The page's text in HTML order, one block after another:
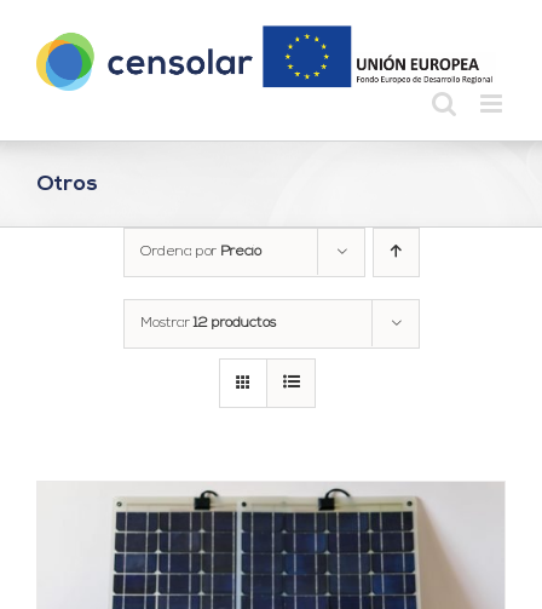
contenido
Otros
Ordena por Precio
Mostrar12 productos